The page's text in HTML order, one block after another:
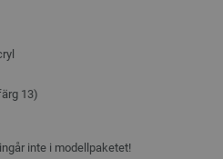
13)
inte i modellpaketet!